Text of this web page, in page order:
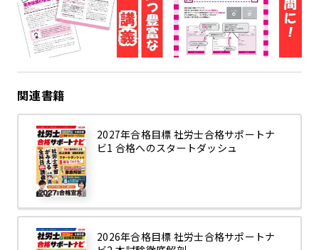
関連書籍
2027年合格目標 社労士合格サポートナ
ビ1 合格へのスタートダッシュ
2026年合格目標 社労士合格サポートナ